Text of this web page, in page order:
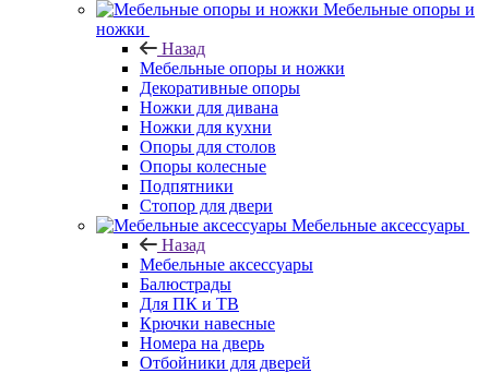
Мебельные опоры и
ножки
Назад
Мебельные опоры и ножки
Декоративные опоры
Ножки для дивана
Ножки для кухни
Опоры для столов
Опоры колесные
Подпятники
Стопор для двери
Мебельные аксессуары
Назад
Мебельные аксессуары
Балюстрады
Для ПК и ТВ
Крючки навесные
Номера на дверь
Отбойники для дверей